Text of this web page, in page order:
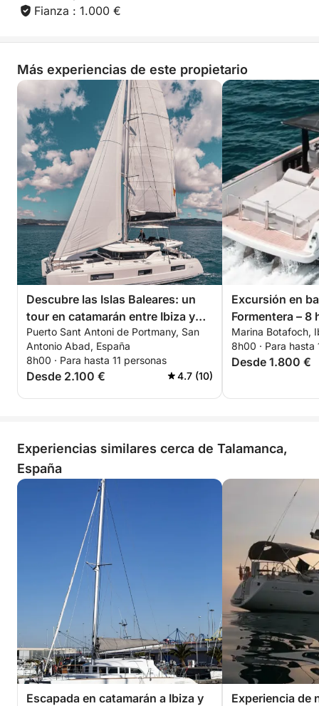
relajarte y disfrutar del paisaje de este rincón único
Vuelta a Talamanca (Ibiza):
Con el día lleno de momentos inolvidables y vistas
espectaculares, comenzamos el regreso a
Talamanca, donde finalizaremos esta experiencia en
el mar. Disfruta del ambiente tranquilo y relajante
mientras navegamos de vuelta al puerto.
Fianza : 1.000 €
Más experiencias de este propietario
Descubre las Islas Baleares: un
tour en catamarán entre Ibiza y
Formentera
Puerto Sant Antoni de Portmany, San
Antonio Abad, España
8h00 · Para hasta 11 personas
Desde 2.100 € 4.7 (10)
Excursión en
Formentera – 8
Marina Botafoch,
8h00 · Para hasta
Desde 1.800 €
Experiencias similares cerca de Talamanca,
España
Escapada en catamarán a Ibiza y
Experiencia de